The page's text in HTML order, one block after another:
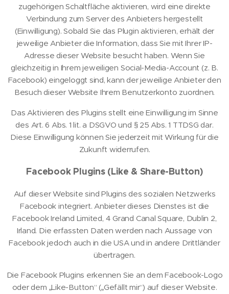
zugehörigen Schaltfläche aktivieren, wird eine direkte
Verbindung zum Server des Anbieters hergestellt
(Einwilligung). Sobald Sie das Plugin aktivieren, erhält der
jeweilige Anbieter die Information, dass Sie mit Ihrer IP-
Adresse dieser Website besucht haben. Wenn Sie
gleichzeitig in Ihrem jeweiligen Social-Media-Account (z. B.
Facebook) eingeloggt sind, kann der jeweilige Anbieter den
Besuch dieser Website Ihrem Benutzerkonto zuordnen.
Das Aktivieren des Plugins stellt eine Einwilligung im Sinne
des Art. 6 Abs. 1 lit. a DSGVO und § 25 Abs. 1 TTDSG dar.
Diese Einwilligung können Sie jederzeit mit Wirkung für die
Zukunft widerrufen.
Facebook Plugins (Like & Share-Button)
Auf dieser Website sind Plugins des sozialen Netzwerks
Facebook integriert. Anbieter dieses Dienstes ist die
Facebook Ireland Limited, 4 Grand Canal Square, Dublin 2,
Irland. Die erfassten Daten werden nach Aussage von
Facebook jedoch auch in die USA und in andere Drittländer
übertragen.
Die Facebook Plugins erkennen Sie an dem Facebook-Logo
oder dem „Like-Button“ („Gefällt mir“) auf dieser Website.